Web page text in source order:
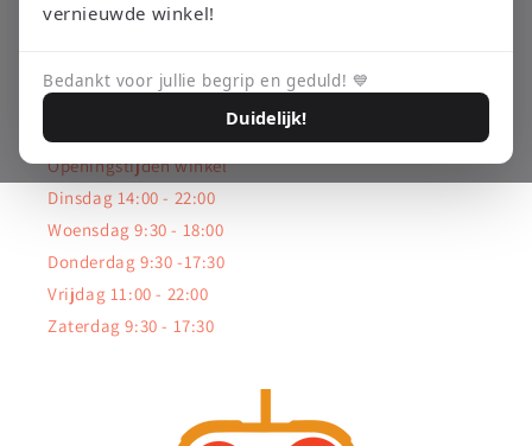
BTW: NL003663643B11
Openingstijden winkel
Dinsdag 14:00 - 22:00
Woensdag 9:30 - 18:00
Donderdag 9:30 -17:30
Vrijdag 11:00 - 22:00
Zaterdag 9:30 - 17:30
vernieuwde winkel!
Bedankt voor jullie begrip en geduld! 💙
Duidelijk!